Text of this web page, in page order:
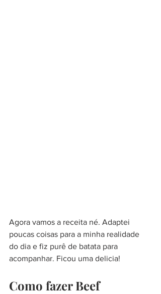
Agora vamos a receita né. Adaptei
poucas coisas para a minha realidade
do dia e fiz purê de batata para
acompanhar. Ficou uma delicia!
Como fazer Beef